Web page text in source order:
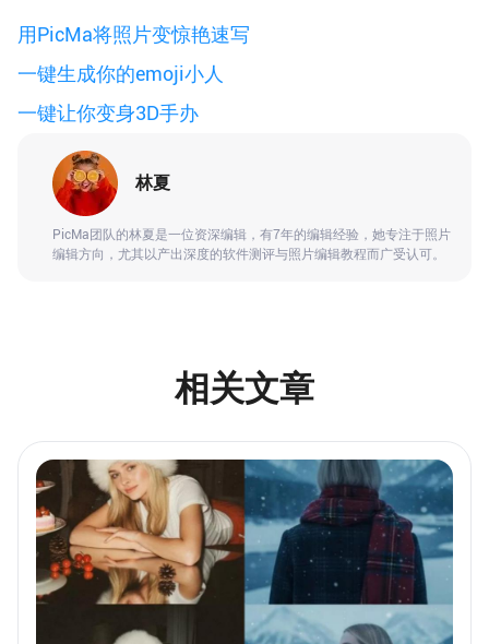
用PicMa将照片变惊艳速写
一键生成你的emoji小人
一键让你变身3D手办
林夏
PicMa团队的林夏是一位资深编辑，有7年的编辑经验，她专注于照片
编辑方向，尤其以产出深度的软件测评与照片编辑教程而广受认可。
相关文章